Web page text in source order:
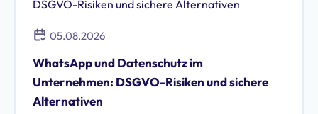
05.08.2026
WhatsApp und Datenschutz im
Unternehmen: DSGVO-Risiken und sichere
Alternativen